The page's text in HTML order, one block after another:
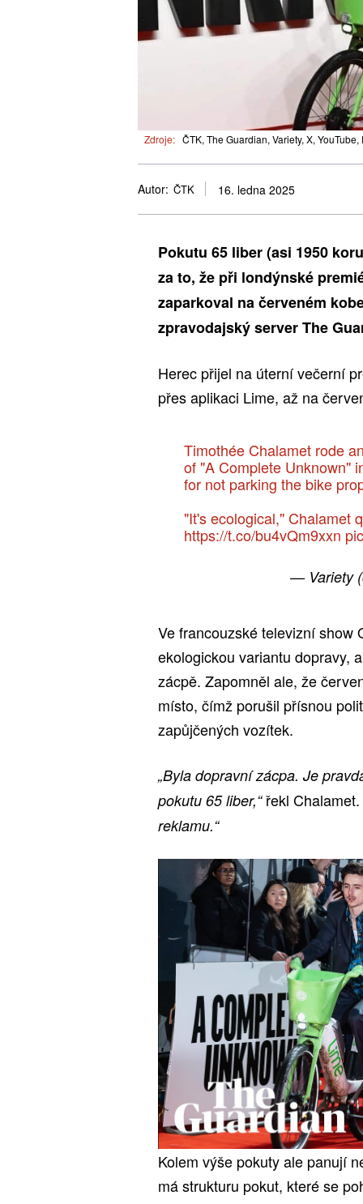
Zdroje: ČTK, The Guardian, Variety, X,
Autor: ČTK 16. ledna 2025
Pokutu 65 liber (asi 1950
za to, že při londýnské
zaparkoval na červeném
zpravodajský server The
Herec přijel na úterní večerní
přes aplikaci Lime, až na
Timothée Chalamet rode
of "A Complete Unknown"
for not parking the bike
"It's ecological," Chalamet
https://t.co/bu4vQm9xxn
— Variety
Ve francouzské televizní show
ekologickou variantu dopravy,
zácpě. Zapomněl ale, že
místo, čímž porušil přísnou
zapůjčených vozítek.
„Byla dopravní zácpa. Je
pokutu 65 liber,“řekl Chalamet.
reklamu.“
Kolem výše pokuty ale panují
má strukturu pokut, které se